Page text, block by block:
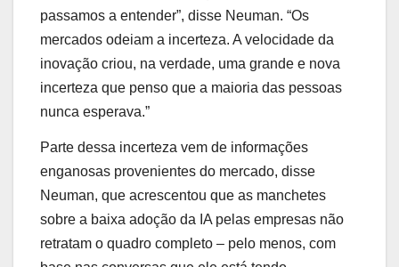
passamos a entender”, disse Neuman. “Os
mercados odeiam a incerteza. A velocidade da
inovação criou, na verdade, uma grande e nova
incerteza que penso que a maioria das pessoas
nunca esperava.”
Parte dessa incerteza vem de informações
enganosas provenientes do mercado, disse
Neuman, que acrescentou que as manchetes
sobre a baixa adoção da IA ​​pelas empresas não
retratam o quadro completo – pelo menos, com